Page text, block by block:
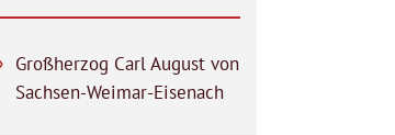
Großherzog Carl August von
Sachsen-Weimar-Eisenach